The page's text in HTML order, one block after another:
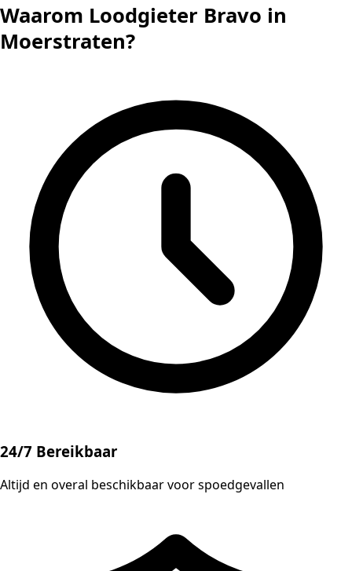
Waarom Loodgieter Bravo in
Moerstraten?
24/7 Bereikbaar
Altijd en overal beschikbaar voor spoedgevallen